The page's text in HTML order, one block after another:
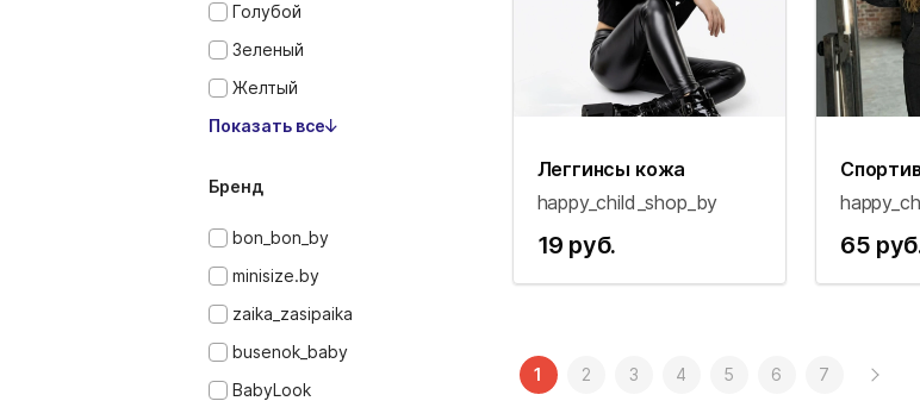
Голубой
Зеленый
Желтый
Показать все
Бренд
bon_bon_by
minisize.by
zaika_zasipaika
busenok_baby
BabyLook
Леггинсы кожа
happy_child_shop_by
19 руб. 65
1 2 3 4 5 6 7